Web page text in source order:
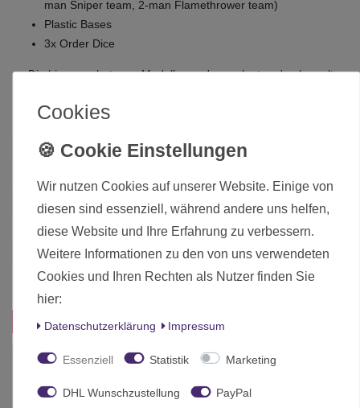
man Sniper team, 2-man Flamethrower team)
Plastic Bases
3x Order Dice
Die hier angebotenen Modelle werden zerlegt und unbemalt
Zustand Neu
Hersteller Warlord Games
Herstellungsland United Kingdom
Inhalt 1 Stück
Das passt zu diesem Produkt:
-4%
Cookies
Wir nutzen Cookies auf unserer Website. Einige von
diesen sind essenziell, während andere uns helfen,
diese Website und Ihre Erfahrung zu verbessern.
Weitere Informationen zu den von uns verwendeten
Cookies und Ihren Rechten als Nutzer finden Sie
hier:
Daten­schutz­erklärung Impressum
Essenziell Statistik Marketing
DHL Wunschzustellung PayPal